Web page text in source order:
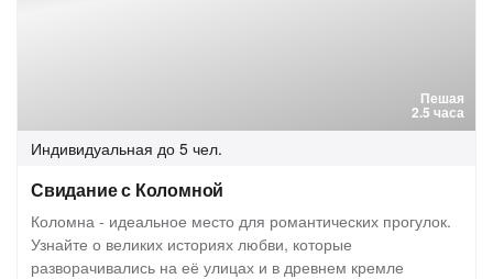
Пешая
2.5 часа
Индивидуальная до 5 чел.
Свидание с Коломной
Коломна - идеальное место для романтических прогулок.
Узнайте о великих историях любви, которые
разворачивались на её улицах и в древнем кремле